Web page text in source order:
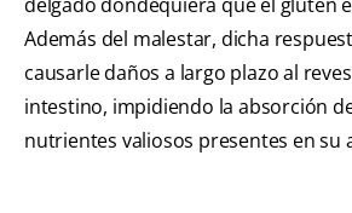
Además del malestar, dicha
causarle daños a largo plazo al
intestino, impidiendo la absorción
nutrientes valiosos presentes en su